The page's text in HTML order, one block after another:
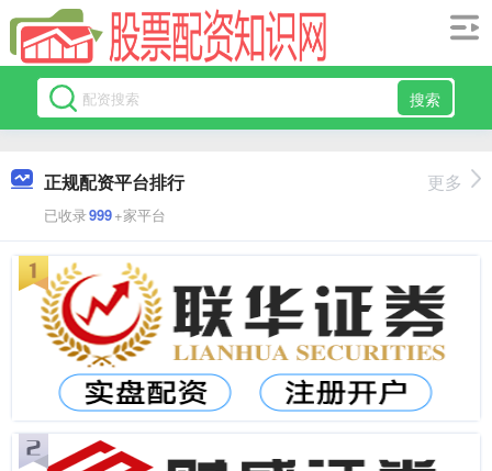
搜索
正规配资平台排行
已收录999+家平台
更多